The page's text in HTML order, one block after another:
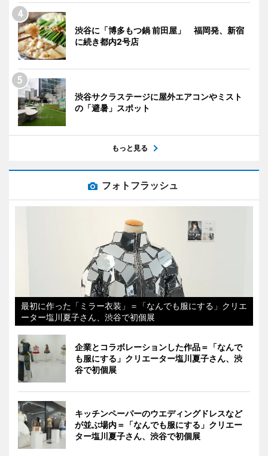
渋谷に「博多もつ鍋 前田屋」 福岡発、新宿
に続き都内2号店
渋谷サクラステージに屋外エアコンやミスト
の「避暑」スポット
もっと見る
フォトフラッシュ
最初に作った「ミラー衣装」＝「なんでも服にする」クリエ
ーター塩川夏子さん、渋谷で初個展
企業とコラボレーションした作品＝「なんで
も服にする」クリエーター塩川夏子さん、渋
谷で初個展
キッチンペーパーのウエディングドレスなど
が並ぶ場内＝「なんでも服にする」クリエー
ター塩川夏子さん、渋谷で初個展